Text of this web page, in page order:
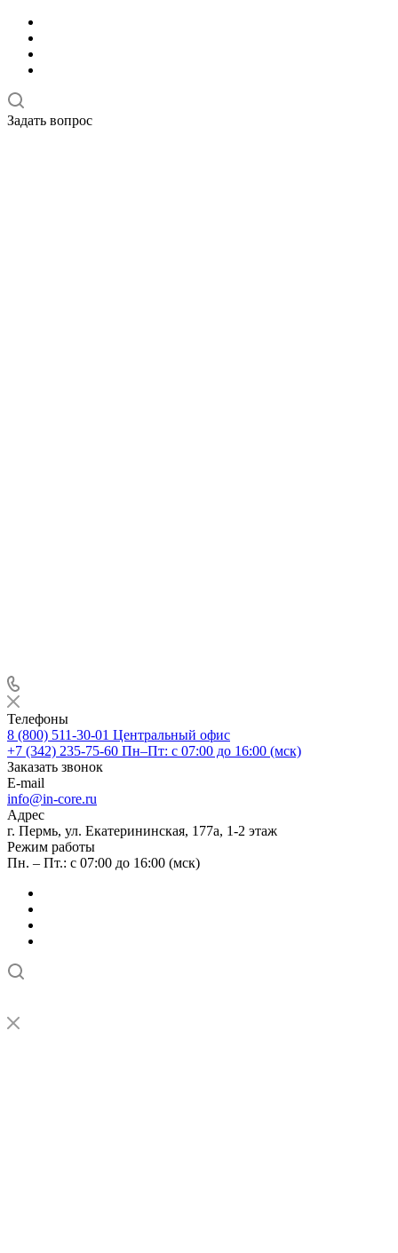
Задать вопрос
Телефоны
8 (800) 511-30-01 Центральный офис
+7 (342) 235-75-60 Пн–Пт: с 07:00 до 16:00 (мск)
Заказать звонок
E-mail
info@in-core.ru
Адрес
г. Пермь, ул. ​Екатерининская, 177а, ​1-2 этаж
Режим работы
Пн. – Пт.: с 07:00 до 16:00 (мск)